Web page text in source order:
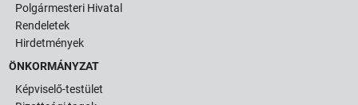
Polgármesteri Hivatal
Rendeletek
Hirdetmények
ÖNKORMÁNYZAT
Képviselő-testület